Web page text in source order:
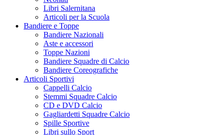
Libri Salernitana
Articoli per la Scuola
Bandiere e Toppe
Bandiere Nazionali
Aste e accessori
Toppe Nazioni
Bandiere Squadre di Calcio
Bandiere Coreografiche
Articoli Sportivi
Cappelli Calcio
Stemmi Squadre Calcio
CD e DVD Calcio
Gagliardetti Squadre Calcio
Spille Sportive
Libri sullo Sport